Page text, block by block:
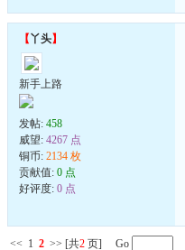
【丫头】
新手上路
发帖: 458
威望: 4267 点
铜币: 2134 枚
贡献值: 0 点
好评度: 0 点
<< 1 2 >> [共2 页] Go